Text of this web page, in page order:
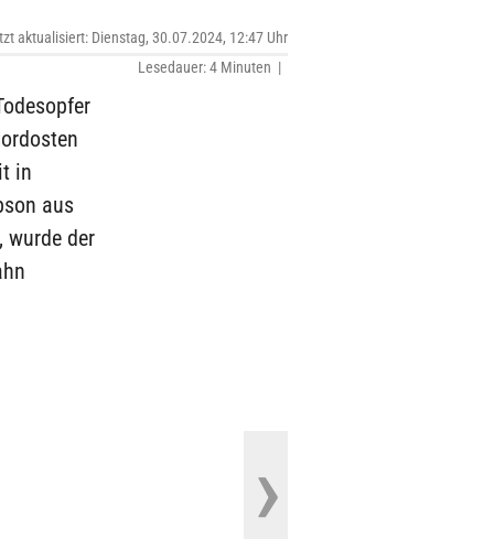
aktualisiert: Dienstag, 30.07.2024, 12:47 Uhr
Lesedauer: 4 Minuten |
in
aus
wurde der